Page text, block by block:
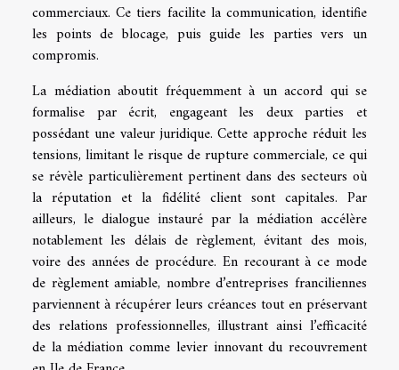
commerciaux. Ce tiers facilite la communication, identifie
les points de blocage, puis guide les parties vers un
compromis.
La médiation aboutit fréquemment à un accord qui se
formalise par écrit, engageant les deux parties et
possédant une valeur juridique. Cette approche réduit les
tensions, limitant le risque de rupture commerciale, ce qui
se révèle particulièrement pertinent dans des secteurs où
la réputation et la fidélité client sont capitales. Par
ailleurs, le dialogue instauré par la médiation accélère
notablement les délais de règlement, évitant des mois,
voire des années de procédure. En recourant à ce mode
de règlement amiable, nombre d’entreprises franciliennes
parviennent à récupérer leurs créances tout en préservant
des relations professionnelles, illustrant ainsi l’efficacité
de la médiation comme levier innovant du recouvrement